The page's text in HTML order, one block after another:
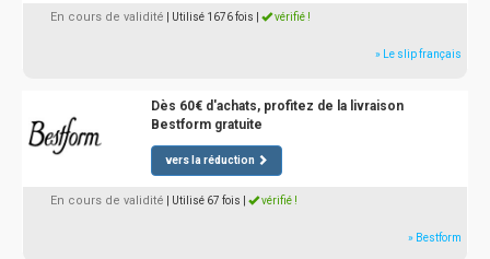
En cours de validité | Utilisé 1676 fois vérifié !
» Le slip français
Dès 60€ d'achats, profitez de la livraison
Bestform gratuite
vers la réduction
En cours de validité | Utilisé 67 fois vérifié !
» Bestform